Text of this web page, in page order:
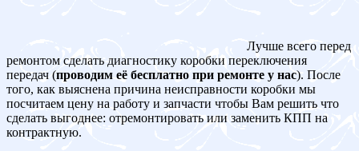
Лучше всего перед
ремонтом сделать диагностику коробки переключения
передач (проводим её бесплатно при ремонте у нас). После
того, как выяснена причина неисправности коробки мы
посчитаем цену на работу и запчасти чтобы Вам решить что
сделать выгоднее: отремонтировать или заменить КПП на
контрактную.